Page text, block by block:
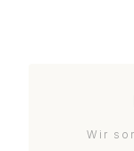
Wir